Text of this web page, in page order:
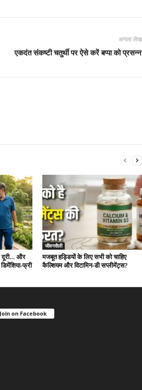
अगला लेख
एकदंत संकष्टी चतुर्थी पर ऐसे करें बप्पा को प्रसन्न
दूरी… और
फ्री
जीवनशैली
मजबूत हड्डियों के लिए सभी को चाहिए
कैल्शियम और विटामिन-डी सप्लीमेंट्स?
Join on Facebook